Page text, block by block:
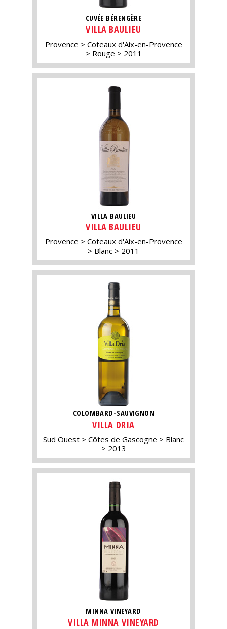
CUVÉE BÉRENGÈRE
VILLA BAULIEU
Provence
Coteaux d'Aix-en-Provence
Rouge
2011
VILLA BAULIEU
VILLA BAULIEU
Provence
Coteaux d'Aix-en-Provence
Blanc
2011
COLOMBARD-SAUVIGNON
VILLA DRIA
Sud Ouest Côtes de Gascogne
Blanc
2013
MINNA VINEYARD
VILLA MINNA VINEYARD